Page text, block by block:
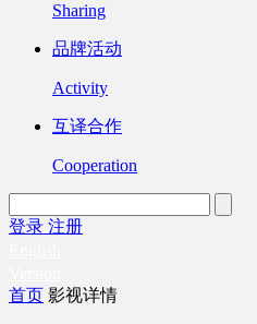
Sharing
品牌活动
Activity
互译合作
Cooperation
登录 注册
首页 影视详情